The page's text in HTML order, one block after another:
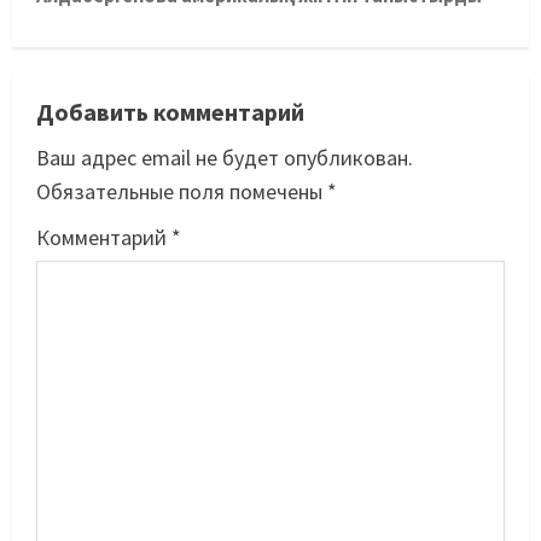
Добавить комментарий
Ваш адрес email не будет опубликован.
Обязательные поля помечены *
Комментарий *